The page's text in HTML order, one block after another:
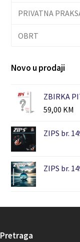
PRIVATNA
OBRT
Novo u prodaji
ZBIRKA
59,00 KM
ZIPS br.
ZIPS br.
Pretraga